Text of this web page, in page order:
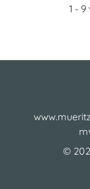
1 -
©